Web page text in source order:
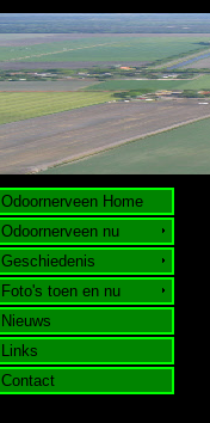
Odoornerveen Home
Odoornerveen nu
Geschiedenis
Foto's toen en nu
Nieuws
Links
Contact